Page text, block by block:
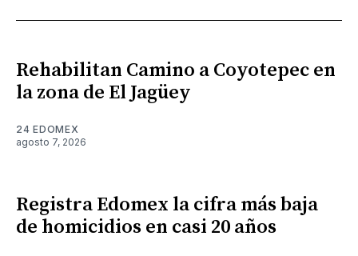
Rehabilitan Camino a Coyotepec en
la zona de El Jagüey
24 EDOMEX
agosto 7, 2026
Registra Edomex la cifra más baja
de homicidios en casi 20 años